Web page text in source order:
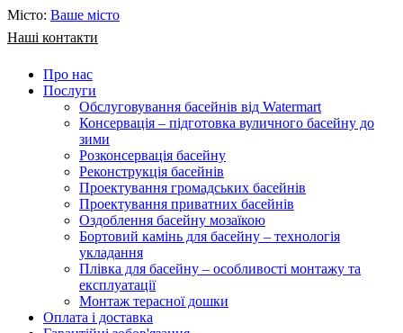
Місто: Ваше місто
Наші контакти
Про нас
Послуги
Обслуговування басейнів від Watermart
Консервація – підготовка вуличного басейну до
зими
Розконсервація басейну
Реконструкція басейнів
Проектування громадських басейнів
Проектування приватних басейнів
Оздоблення басейну мозаїкою
Бортовий камінь для басейну – технологія
укладання
Плівка для басейну – особливості монтажу та
експлуатації
Монтаж терасної дошки
Оплата і доставка